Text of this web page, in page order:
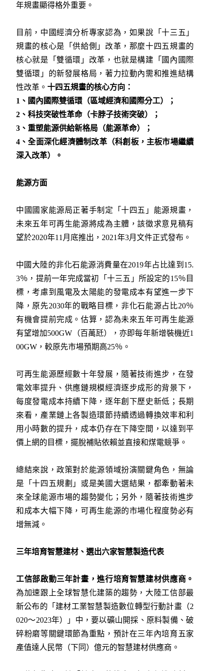
年規畫顯得格外重要。
目前，中國經濟分析專家認為，如果說「十三五」
規畫的核心是「供給側」改革，那麼十四五規畫的
核心就是「雙循環」改革，也就是構建「國內國際
雙循環」的新發展格局，著力拉動內需和推進結構
性改革。 十四五規畫的核心方向：
1 、國內國際雙循環（區域經濟和國際分工）；
2 、科技突破性革命（卡脖子技術突破）；
3 、重塑能源供給新格局（能源革命）；
4 、全面深化經濟體制改革（科創板，主板市場繼續
深入改革）。
能源方面
中國國家能源局正著手制定「十四五」能源規畫，
未來五年可再生能源將成為主體，該徵求意見稿有
望於2020年11月底推出，2021年3月文件正式發布。
中國大陸的非化石能源消費量在2019年占比達到15.
3％，提前一年完成當初「十三五」所設定的15％目
標，考慮到風電及太陽能的發電成本有望進一步下
降，原先2030年的戰略目標，非化石能源占比20％
有機會提前完成。估算，認為未來五年可再生能源
有望增加500GW（百萬瓩），亦即每年新增裝機近1
00GW，較原先市場預期高25％。
可再生能源歷經數十年發展，隨著技術進步，在發
電效率提升、供應鏈規模經濟逐步成形的背景下，
每度發電成本持續下降，逐年創下歷史新低；長期
來看，產業鏈上各製造環節持續透過轉換效率和利
用小時數的提升，成本仍存在下降空間，以達到平
價上網的目標，擺脫補貼依賴並直接和煤電競爭。
總結來說，政策對於能源領域扮演關鍵角色，無論
是「十四五規劃」或是美國大選結果，都牽動著未
來全球能源市場的趨勢變化；另外，隨著技術進步
和成本大幅下降，可再生能源的市場化程度勢必有
增無減。
三年培育智慧建材、選出六家智慧製造代表
工信部啟動三年計畫，進行培育智慧建材供應商。
為加速跟上全球智慧化建築的趨勢，大陸工信部最
新公布的「建材工業智慧製造數位轉型行動計畫（2
020～2023年）」中，要以礦山開採、原料製備、破
碎粉磨等關鍵環節為重點，預計在三年內培育五家
產值達人民幣（下同）億元的智慧建材供應商。